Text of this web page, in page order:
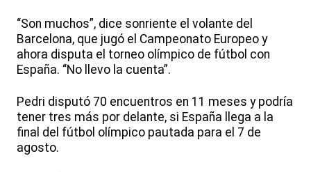
“Son muchos”, dice sonriente el volante del
Barcelona, que jugó el Campeonato Europeo y
ahora disputa el torneo olímpico de fútbol con
España. “No llevo la cuenta”.
Pedri disputó 70 encuentros en 11 meses y podría
tener tres más por delante, si España llega a la
final del fútbol olímpico pautada para el 7 de
agosto.